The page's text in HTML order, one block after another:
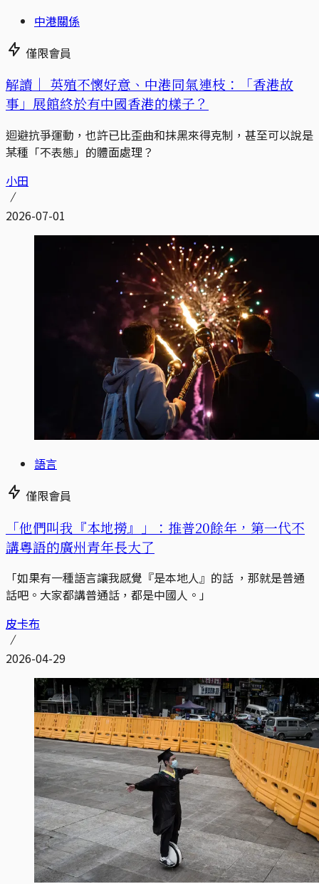
中港關係
僅限會員
解讀｜ 英殖不懷好意、中港同氣連枝：「香港故
事」展館終於有中國香港的樣子？
迴避抗爭運動，也許已比歪曲和抹黑來得克制，甚至可以說是
某種「不表態」的體面處理？
小田
2026-07-01
語言
僅限會員
「他們叫我『本地撈』」：推普20餘年，第一代不
講粵語的廣州青年長大了
「如果有一種語言讓我感覺『是本地人』的話 ，那就是普通
話吧。大家都講普通話，都是中國人。」
皮卡布
2026-04-29